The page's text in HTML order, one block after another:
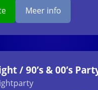
Meer info
/ 90’s & 00’s